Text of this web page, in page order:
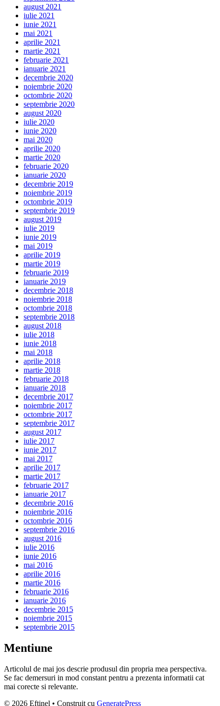
august 2021
iulie 2021
iunie 2021
mai 2021
aprilie 2021
martie 2021
februarie 2021
ianuarie 2021
decembrie 2020
noiembrie 2020
octombrie 2020
septembrie 2020
august 2020
iulie 2020
iunie 2020
mai 2020
aprilie 2020
martie 2020
februarie 2020
ianuarie 2020
decembrie 2019
noiembrie 2019
octombrie 2019
septembrie 2019
august 2019
iulie 2019
iunie 2019
mai 2019
aprilie 2019
martie 2019
februarie 2019
ianuarie 2019
decembrie 2018
noiembrie 2018
octombrie 2018
septembrie 2018
august 2018
iulie 2018
iunie 2018
mai 2018
aprilie 2018
martie 2018
februarie 2018
ianuarie 2018
decembrie 2017
noiembrie 2017
octombrie 2017
septembrie 2017
august 2017
iulie 2017
iunie 2017
mai 2017
aprilie 2017
martie 2017
februarie 2017
ianuarie 2017
decembrie 2016
noiembrie 2016
octombrie 2016
septembrie 2016
august 2016
iulie 2016
iunie 2016
mai 2016
aprilie 2016
martie 2016
februarie 2016
ianuarie 2016
decembrie 2015
noiembrie 2015
septembrie 2015
Mentiune
Articolul de mai jos descrie produsul din propria mea perspectiva.
Se fac demersuri in mod constant pentru a prezenta informatii cat
mai corecte si relevante.
© 2026 Eftinel • Construit cu GeneratePress